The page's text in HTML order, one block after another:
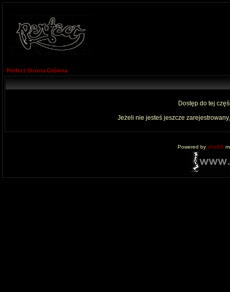
Perfect Strona Główna
Dostęp do tej
Jeżeli nie jesteś jeszcze
Powered by phpBB